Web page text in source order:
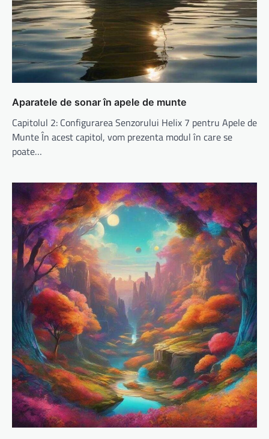
Aparatele de sonar în apele de munte
Capitolul 2: Configurarea Senzorului Helix 7 pentru Apele de
Munte În acest capitol, vom prezenta modul în care se
poate…